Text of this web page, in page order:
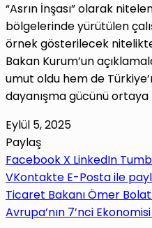
“Asrın İnşası” olarak
bölgelerinde yürütülen
örnek gösterilecek
Bakan Kurum’un
umut oldu hem de
dayanışma gücünü ortaya
Eylül 5, 2025
Paylaş
Facebook X LinkedIn
VKontakte E-Posta ile
Ticaret Bakanı Ömer Bolat:
Avrupa’nın 7’nci